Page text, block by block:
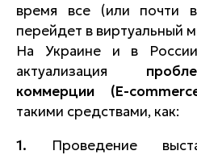
время все (или почти
перейдет в виртуальный
На Украине и в России
актуализация
коммерции (E-
такими средствами, как:
1. Проведение